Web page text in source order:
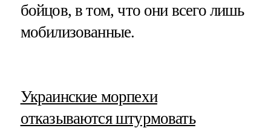
бойцов, в том, что они всего лишь
мобилизованные.
​Украинские морпехи
отказываются штурмовать